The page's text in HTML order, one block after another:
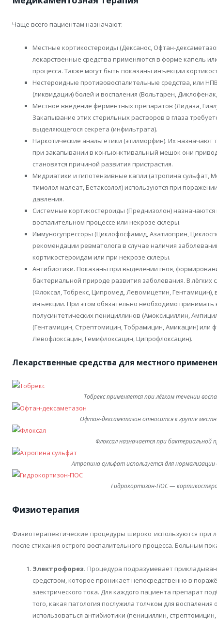
Чаще всего пациентам назначают:
Местные кортикостероиды (Дексанос, Офтан-
лекарственные средства применяются в форме капель
процесса. Также могут быть показаны инъекции
Нестероидные противовоспалительные средства, или
(ликвидации) болей и воспаления (Вольтарен,
Местное введение ферментных препаратов (Лидаза,
Закапывание этих стерильных растворов в глаза
выделяющегося секрета (инфильтрата).
Наркотические анальгетики (этилморфин). Их назначают
при закапывании в конъюнктивальный мешок они
становятся причиной развития пристрастия.
Мидриатики и гипотензивные капли (атропина сульфат,
тимолол малеат, Бетаксолол) используются при
давления.
Системные кортикостероиды (Преднизолон)
воспалительном процессе или некрозе склеры.
Иммуносупрессоры (Циклофосфамид, Азатиоприн,
рекомендации ревматолога в случае наличия
кортикостероидам или при некрозе склеры.
Антибиотики. Показаны при выделении гноя,
бактериальной природе развития заболевания. В
(Флоксал, Тобрекс, Ципромед, Левомицетин,
инъекции. При этом обязательно необходимо
полусинтетических пенициллинов (Амоксициллин,
(Гентамицин, Стрептомицин, Тобрамицин, Амикацин) или
Левофлоксацин, Гемифлоксацин, Ципрофлоксацин).
Лекарственные средства для местного
Тобрекс применяется при лёгком течении
Офтан-дексаметазон относится к группе
Флоксал назначается при бактериальной
Атропина сульфат используется для нормализации
Гидрокортизон-ПОС —
Физиотерапия
Физиотерапевтические процедуры широко используются при
после стихания острого воспалительного процесса. Больным
Электрофорез. Процедура подразумевает
средством, которое проникает непосредственно в
электрического тока. Для каждого пациента препарат
того, какая патология послужила толчком для
использоваться антибиотики (пенициллин,